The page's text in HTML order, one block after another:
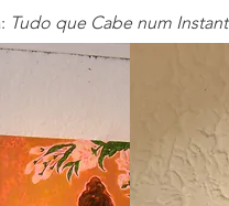
Tudo que Cabe num